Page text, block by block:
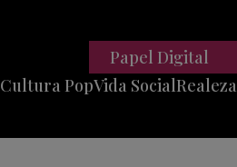
Cultura PopVida SocialRealeza
Papel Digital